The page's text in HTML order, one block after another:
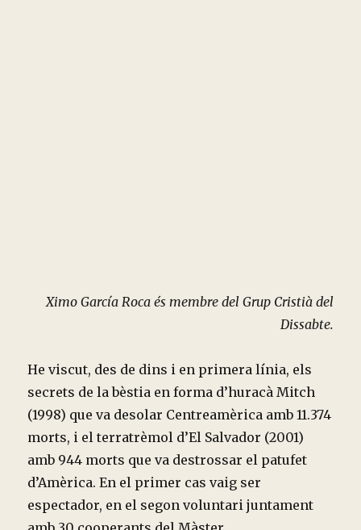
Ximo García Roca és membre del Grup Cristià del
Dissabte.
He viscut, des de dins i en primera línia, els
secrets de la bèstia en forma d’huracà Mitch
(1998) que va desolar Centreamèrica amb 11.374
morts, i el terratrèmol d’El Salvador (2001)
amb 944 morts que va destrossar el patufet
d’Amèrica. En el primer cas vaig ser
espectador, en el segon voluntari juntament